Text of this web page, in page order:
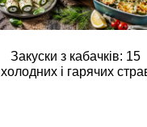
Закуски з кабачків: 15
холодних і гарячих